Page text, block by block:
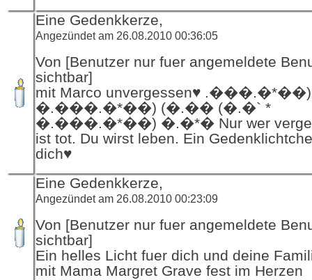
Eine Gedenkkerze,
Angezündet am 26.08.2010 00:36:05
Von [Benutzer nur fuer angemeldete
sichtbar]
mit Marco unvergessen♥
�.���.�*��) (�.�� (�.�` *
�.���.�*��) �.�*� Nur wer
ist tot. Du wirst leben. Ein
dich♥
Eine Gedenkkerze,
Angezündet am 26.08.2010 00:23:09
Von [Benutzer nur fuer angemeldete
sichtbar]
Ein helles Licht fuer dich und deine
mit Mama Margret Grave fest im Herzen